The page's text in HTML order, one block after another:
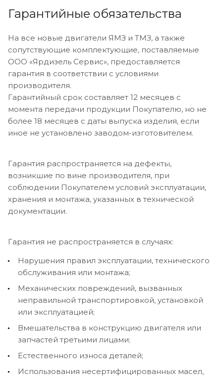
Гарантийные обязательства
На все новые двигатели ЯМЗ и ТМЗ, а также
сопутствующие комплектующие, поставляемые
ООО «Ярдизель Сервис», предоставляется
гарантия в соответствии с условиями
производителя.
Гарантийный срок составляет 12 месяцев с
момента передачи продукции Покупателю, но не
более 18 месяцев с даты выпуска изделия, если
иное не установлено заводом-изготовителем.
Гарантия распространяется на дефекты,
возникшие по вине производителя, при
соблюдении Покупателем условий эксплуатации,
хранения и монтажа, указанных в технической
документации.
Гарантия не распространяется в случаях:
Нарушения правил эксплуатации, технического
обслуживания или монтажа;
Механических повреждений, вызванных
неправильной транспортировкой, установкой
или эксплуатацией;
Вмешательства в конструкцию двигателя или
запчастей третьими лицами;
Естественного износа деталей;
Использования несертифицированных масел,